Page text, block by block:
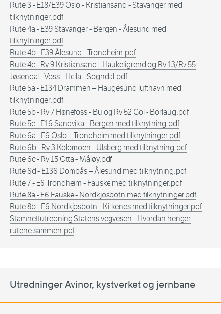
Rute 3 - E18/E39 Oslo - Kristiansand - Stavanger med
tilknytninger.pdf
Rute 4a - E39 Stavanger - Bergen - Ålesund med
tilknytninger.pdf
Rute 4b - E39 Ålesund - Trondheim.pdf
Rute 4c - Rv 9 Kristiansand - Haukeligrend og Rv 13/Rv 55
Jøsendal - Voss - Hella - Sogndal.pdf
Rute 5a - E134 Drammen – Haugesund lufthavn med
tilknytninger.pdf
Rute 5b - Rv 7 Hønefoss - Bu og Rv 52 Gol - Borlaug.pdf
Rute 5c - E16 Sandvika - Bergen med tilknytning.pdf
Rute 6a - E6 Oslo – Trondheim med tilknytninger.pdf
Rute 6b - Rv 3 Kolomoen - Ulsberg med tilknytning.pdf
Rute 6c - Rv 15 Otta - Måløy.pdf
Rute 6d - E136 Dombås – Ålesund med tilknytning.pdf
Rute 7 - E6 Trondheim - Fauske med tilknytninger.pdf
Rute 8a - E6 Fauske - Nordkjosbotn med tilknytninger.pdf
Rute 8b - E6 Nordkjosbotn - Kirkenes med tilknytninger.pdf
Stamnettutredning Statens vegvesen - Hvordan henger
rutene sammen.pdf
Utredninger Avinor, kystverket og jernbane